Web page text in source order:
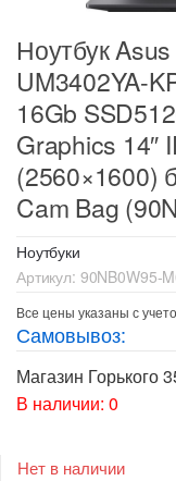
Ноутбук
UM3402YA-
16Gb
Graphics 14″
(2560×1600)
Cam Bag
Ноутбуки
Артикул: 90NB0W95-
Все цены указаны с
Самовывоз:
Магазин Горького
В наличии: 0
Нет в наличии